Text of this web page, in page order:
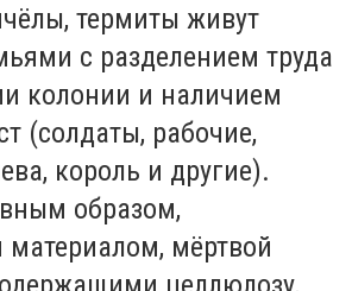
термиты живут
с разделением труда
колонии и наличием
(солдаты, рабочие,
король и другие).
образом,
материалом, мёртвой